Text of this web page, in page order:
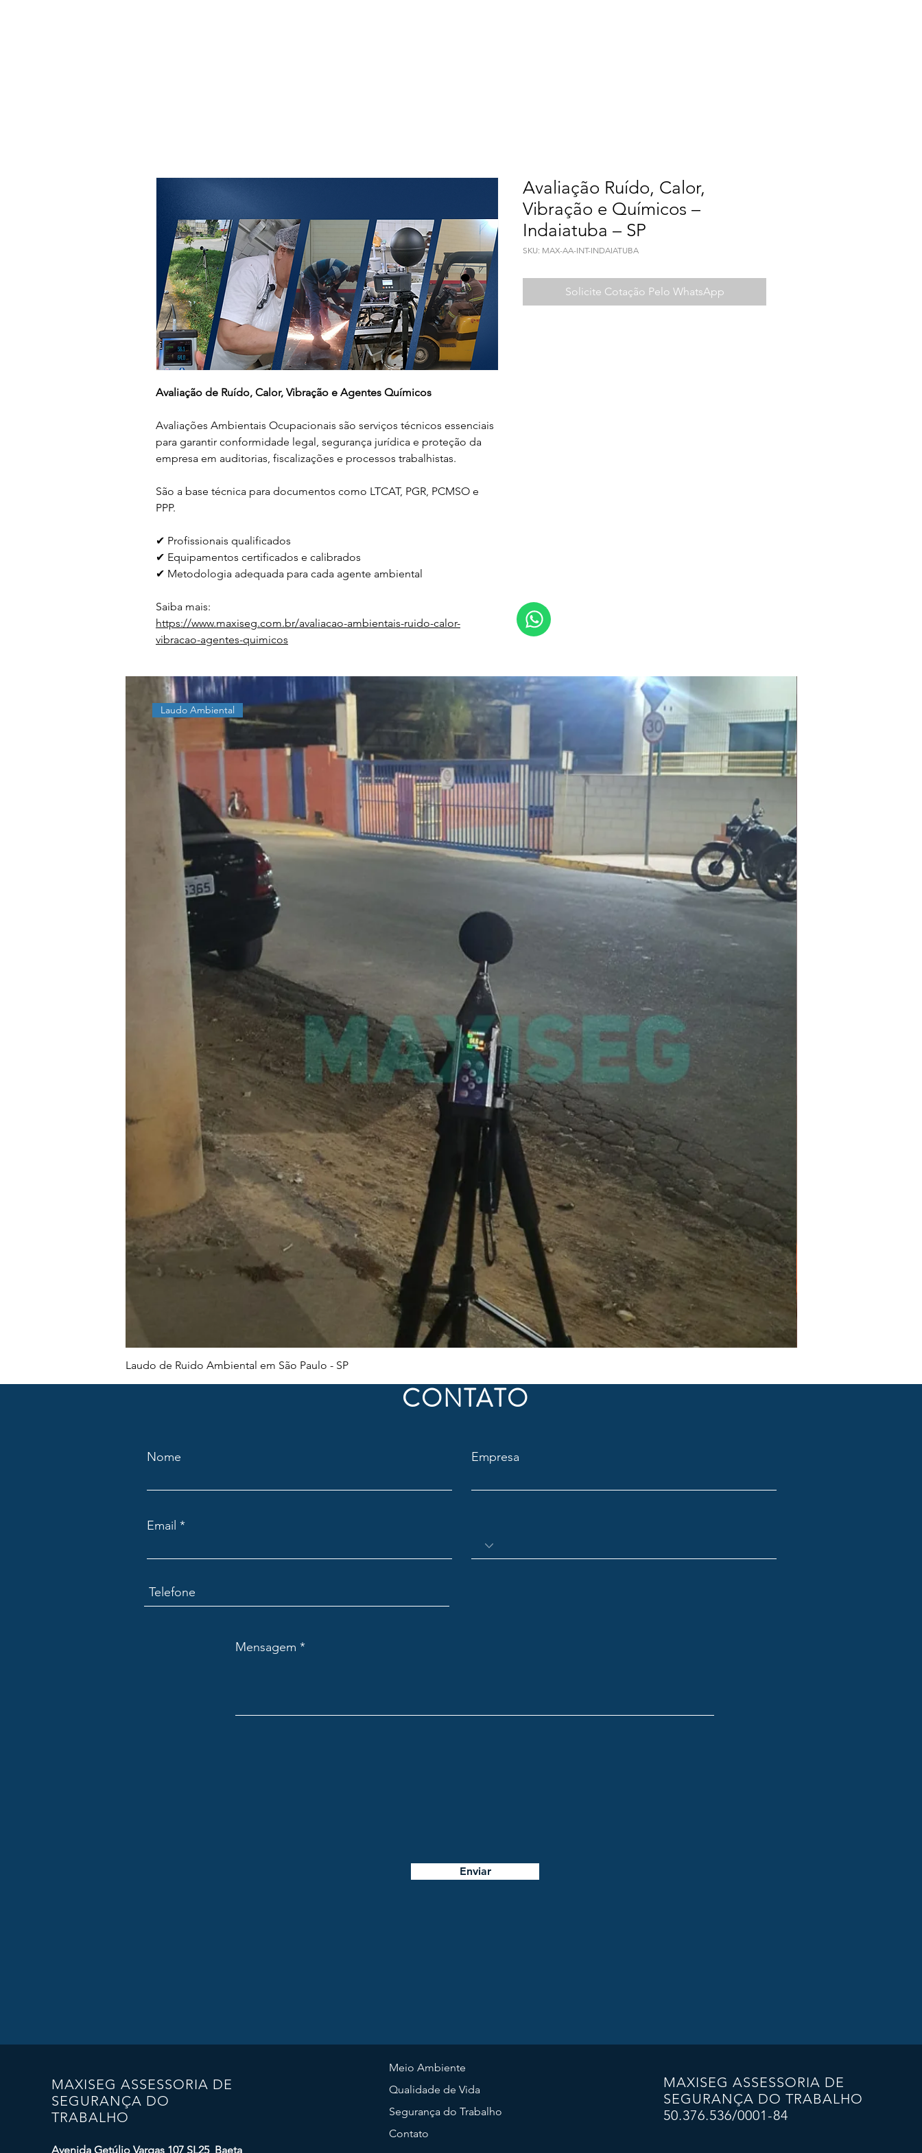
Avaliação de Ruído, Calor, Vibração e Agentes Químicos
Avaliações Ambientais Ocupacionais são serviços técnicos essenciais
para garantir conformidade legal, segurança jurídica e proteção da
empresa em auditorias, fiscalizações e processos trabalhistas.
São a base técnica para documentos como LTCAT, PGR, PCMSO e
PPP.
✔ Profissionais qualificados
✔ Equipamentos certificados e calibrados
✔ Metodologia adequada para cada agente ambiental
Saiba mais:
https://www.maxiseg.com.br/avaliacao-ambientais-ruido-calor-
vibracao-agentes-quimicos
Avaliação Ruído, Calor,
Vibração e Químicos –
Indaiatuba – SP
SKU: MAX-AA-INT-INDAIATUBA
Solicite Cotação Pelo WhatsApp
Laudo Ambiental
Laudo de Ruido Ambiental em São Paulo - SP
Nome Empresa
Email
Mensagem
Enviar
MAXISEG ASSESSORIA DE
SEGURANÇA DO
TRABALHO
Avenida Getúlio Vargas 107 SL25 Baeta
Meio Ambiente
Qualidade de Vida
Segurança do Trabalho
Contato
MAXISEG ASSESSORIA DE
SEGURANÇA DO TRABALHO
50.376.536/0001-84
CONTATO